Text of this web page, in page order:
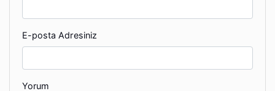
E-posta Adresiniz
Yorum